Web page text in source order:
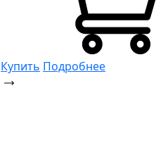
Купить Подробнее